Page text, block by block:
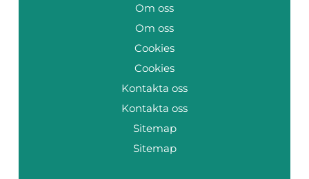
Om oss
Om oss
Cookies
Cookies
Kontakta oss
Kontakta oss
Sitemap
Sitemap